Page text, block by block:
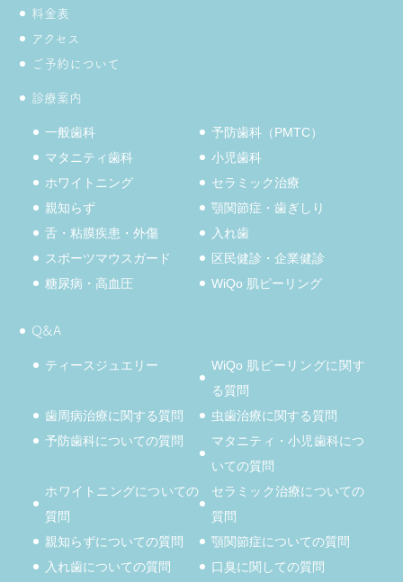
料金表
アクセス
ご予約について
診療案内
一般歯科
予防歯科（PMTC）
マタニティ歯科
小児歯科
ホワイトニング
セラミック治療
親知らず
顎関節症・歯ぎしり
舌・粘膜疾患・外傷
入れ歯
スポーツマウスガード
区民健診・企業健診
糖尿病・高血圧
WiQo 肌ピーリング
Q&A
ティースジュエリー
WiQo 肌ピーリングに関す
る質問
歯周病治療に関する質問
虫歯治療に関する質問
予防歯科についての質問
マタニティ・小児歯科につ
いての質問
ホワイトニングについての
質問
セラミック治療についての
質問
親知らずについての質問
顎関節症についての質問
入れ歯についての質問
口臭に関しての質問